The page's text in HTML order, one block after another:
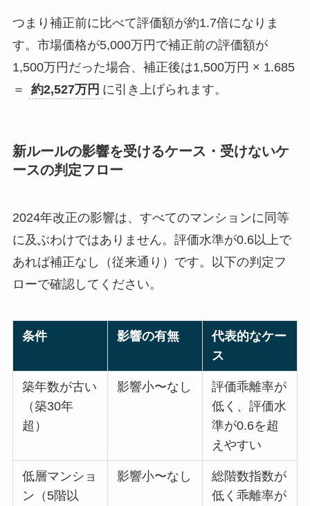
つまり補正前に比べて評価額が約1.7倍になりま
す。市場価格が5,000万円で補正前の評価額が
1,500万円だった場合、補正後は1,500万円 × 1.685
＝
約2,527万円 に引き上げられます。
新ルールの影響を受けるケース・受けないケ
ースの判定フロー
2024年改正の影響は、すべてのマンションに同等
に及ぶわけではありません。評価水準が0.6以上で
あれば補正なし（従来通り）です。以下の判定フ
ローで確認してください。
条件 影響の有無
代表的なケー
ス
築年数が古い
（築30年
超）
影響小〜なし
評価乖離率が
低く、評価水
準が0.6を超
えやすい
低層マンショ
ン（5階以
影響小〜なし
総階数指数が
低く乖離率が